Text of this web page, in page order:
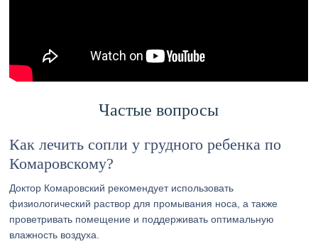
Частые вопросы
Как лечить сопли у грудного ребенка по
Комаровскому?
Доктор Комаровский рекомендует использовать
физиологический раствор для промывания носа, а также
проветривать помещение и поддерживать оптимальную
влажность воздуха.